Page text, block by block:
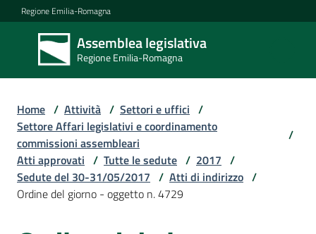
Vai al contenuto
Vai alla navigazione
Vai al footer
Regione Emilia-Romagna
Assemblea legislativa
Regione Emilia-Romagna
Assemblea
legislativa
Regione Emilia-
Assemblea
Home / Attività / Settori e uffici /
Settore Affari legislativi e coordinamento
commissioni assembleari
/
Atti approvati / Tutte le sedute / 2017 /
Sedute del 30-31/05/2017 / Atti di indirizzo /
Ordine del giorno - oggetto n. 4729